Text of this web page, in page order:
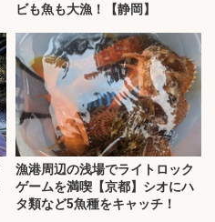
ビも魚も大漁！【静岡】
漁港周辺の浅場でライトロック
ゲームを満喫【京都】シオにハ
タ類など5魚種をキャッチ！